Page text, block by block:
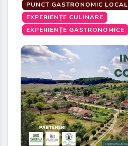
PUNCT GASTRONOMIC LOCAL
EXPERIENȚE CULINARE
EXPERIENȚE GASTRONOMICE